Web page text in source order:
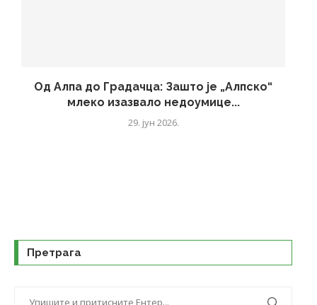
Од Алпа до Градачца: Зашто је „Алпско“
млеко изазвало недоумице...
29. јун 2026.
Претрага